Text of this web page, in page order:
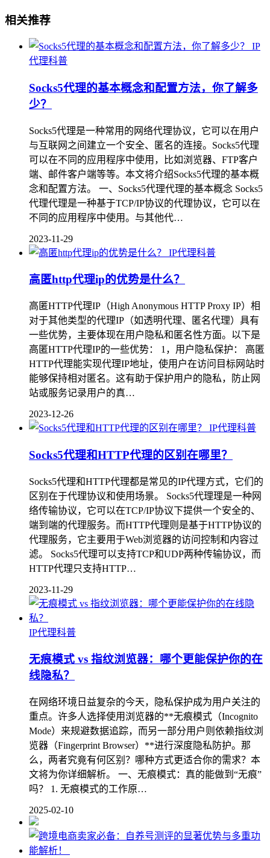
相关推荐
IP
代理科普
Socks5代理的基本概念和配置方法，你了解多
少？
Socks5代理是一种常用的网络代理协议，它可以在用户
与互联网之间建立一个安全、匿名的连接。Socks5代理
可以在不同的应用程序中使用，比如浏览器、FTP客户
端、邮件客户端等等。本文将介绍Socks5代理的基本概
念和配置方法。 一、Socks5代理代理的基本概念 Socks5
代理代理是一种基于TCP/IP协议的代理协议，它可以在
不同的应用程序中使用。与其他代…
2023-11-29
IP代理科普
高匿http代理ip的优势是什么？
高匿HTTP代理IP（High Anonymous HTTP Proxy IP）相
对于其他类型的代理IP（如透明代理、匿名代理）具有
一些优势，主要体现在用户隐私和匿名性方面。以下是
高匿HTTP代理IP的一些优势： 1，用户隐私保护： 高匿
HTTP代理能实现代理IP地址，使用户在访问目标网站时
能够保持相对匿名。这有助于保护用户的隐私，防止网
站或服务记录用户的真…
2023-12-26
IP代理科普
Socks5代理和HTTP代理的区别在哪里？
Socks5代理和HTTP代理都是常见的IP代理方式，它们的
区别在于代理协议和使用场景。 Socks5代理理是一种网
络传输协议，它可以在TCP/IP协议下提供一个安全的、
端到端的代理服务。而HTTP代理则是基于HTTP协议的
代理服务，它主要用于Web浏览器的访问控制和内容过
滤。 Socks5代理可以支持TCP和UDP两种传输协议，而
HTTP代理只支持HTTP…
2023-11-29
IP代理科普
无痕模式 vs 指纹浏览器：哪个更能保护你的在
线隐私？
在网络环境日益复杂的今天，隐私保护成为用户关注的
重点。许多人选择使用浏览器的**无痕模式（Incognito
Mode）来规避数据追踪，而另一部分用户则依赖指纹浏
览器（Fingerprint Browser）**进行深度隐私防护。那
么，两者究竟有何区别？哪种方式更适合你的需求？本
文将为你详细解析。 一、无痕模式：真的能做到“无痕”
吗？ 1. 无痕模式的工作原…
2025-02-10